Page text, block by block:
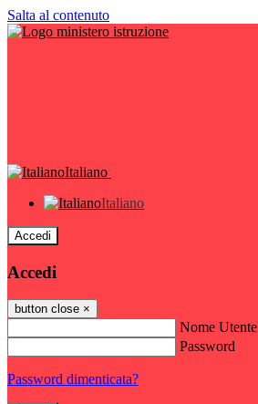
Salta al contenuto
Italiano
Italiano
Accedi
Accedi
button close ×
Nome Utente
Password
Password dimenticata?